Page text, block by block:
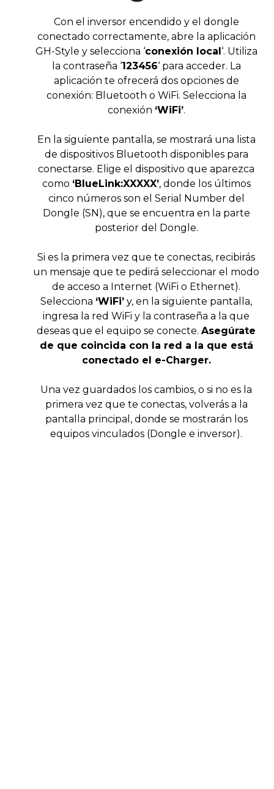
Con el inversor encendido y el dongle
conectado correctamente, abre la aplicación
GH-Style y selecciona ‘conexión local ‘. Utiliza
la contraseña ‘123456‘ para acceder. La
aplicación te ofrecerá dos opciones de
conexión: Bluetooth o WiFi. Selecciona la
conexión ‘WiFi’.
En la siguiente pantalla, se mostrará una lista
de dispositivos Bluetooth disponibles para
conectarse. Elige el dispositivo que aparezca
como ‘BlueLink:XXXXX’, donde los últimos
cinco números son el Serial Number del
Dongle (SN), que se encuentra en la parte
posterior del Dongle.
Si es la primera vez que te conectas, recibirás
un mensaje que te pedirá seleccionar el modo
de acceso a Internet (WiFi o Ethernet).
Selecciona ‘WiFi’ y, en la siguiente pantalla,
ingresa la red WiFi y la contraseña a la que
deseas que el equipo se conecte. Asegúrate
de que coincida con la red a la que está
conectado el e-Charger.
Una vez guardados los cambios, o si no es la
primera vez que te conectas, volverás a la
pantalla principal, donde se mostrarán los
equipos vinculados (Dongle e inversor).